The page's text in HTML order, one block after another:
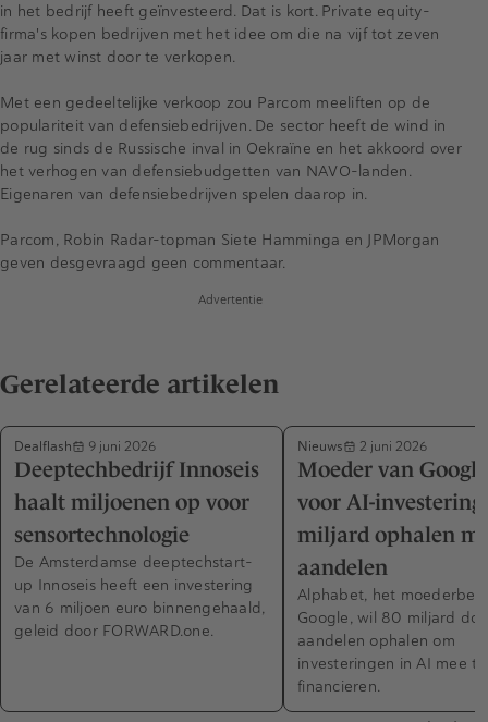
in het bedrijf heeft geïnvesteerd. Dat is kort. Private equity-
firma's kopen bedrijven met het idee om die na vijf tot zeven
jaar met winst door te verkopen.
Met een gedeeltelijke verkoop zou Parcom meeliften op de
populariteit van defensiebedrijven. De sector heeft de wind in
de rug sinds de Russische inval in Oekraïne en het akkoord over
het verhogen van defensiebudgetten van NAVO-landen.
Eigenaren van defensiebedrijven spelen daarop in.
Parcom, Robin Radar-topman Siete Hamminga en JPMorgan
geven desgevraagd geen commentaar.
Advertentie
Gerelateerde artikelen
Dealflash 9 juni 2026
Deeptechbedrijf Innoseis
haalt miljoenen op voor
sensortechnologie
De Amsterdamse deeptechstart-
up Innoseis heeft een investering
van 6 miljoen euro binnengehaald,
geleid door FORWARD.one.
Nieuws 2 juni 2026
Moeder van
voor AI-
miljard ophalen
aandelen
Alphabet, het
Google, wil 80 miljard
aandelen ophalen om
investeringen in AI mee te
financieren.